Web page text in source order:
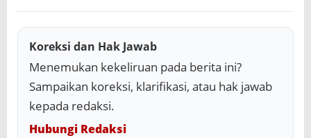
Koreksi dan Hak Jawab
Menemukan kekeliruan pada berita ini?
Sampaikan koreksi, klarifikasi, atau hak jawab
kepada redaksi.
Hubungi Redaksi